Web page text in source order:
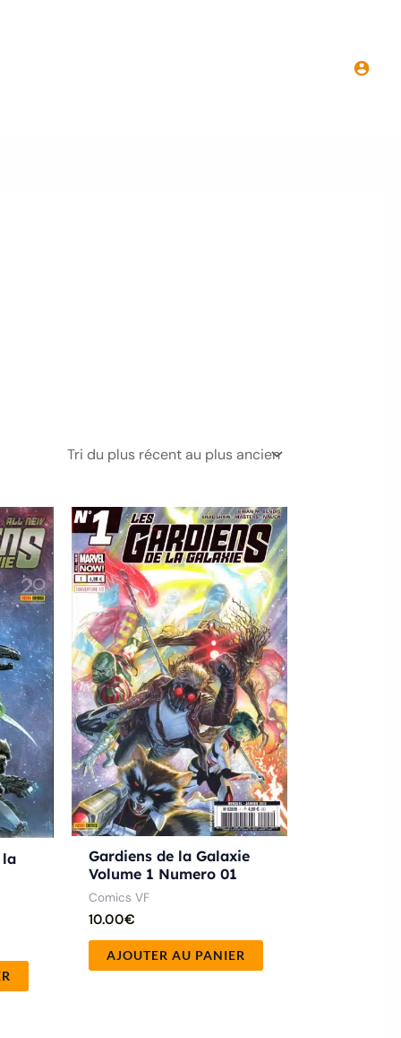
la
Gardiens de la Galaxie
Volume 1 Numero 01
Comics VF
10.00€
AJOUTER AU PANIER